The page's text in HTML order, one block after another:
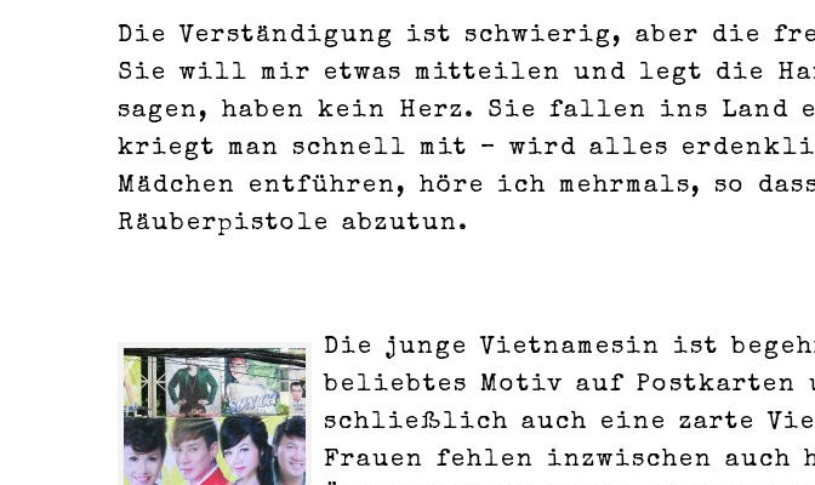
Die Verständigung ist schwierig, aber die
Sie will mir etwas mitteilen und legt die
sagen, haben kein Herz. Sie fallen ins Land
kriegt man schnell mit – wird alles
Mädchen entführen, höre ich mehrmals, so
Räuberpistole abzutun.
Die junge Vietnamesin ist
beliebtes Motiv auf Postkarten
schließlich auch eine zarte
Frauen fehlen inzwischen